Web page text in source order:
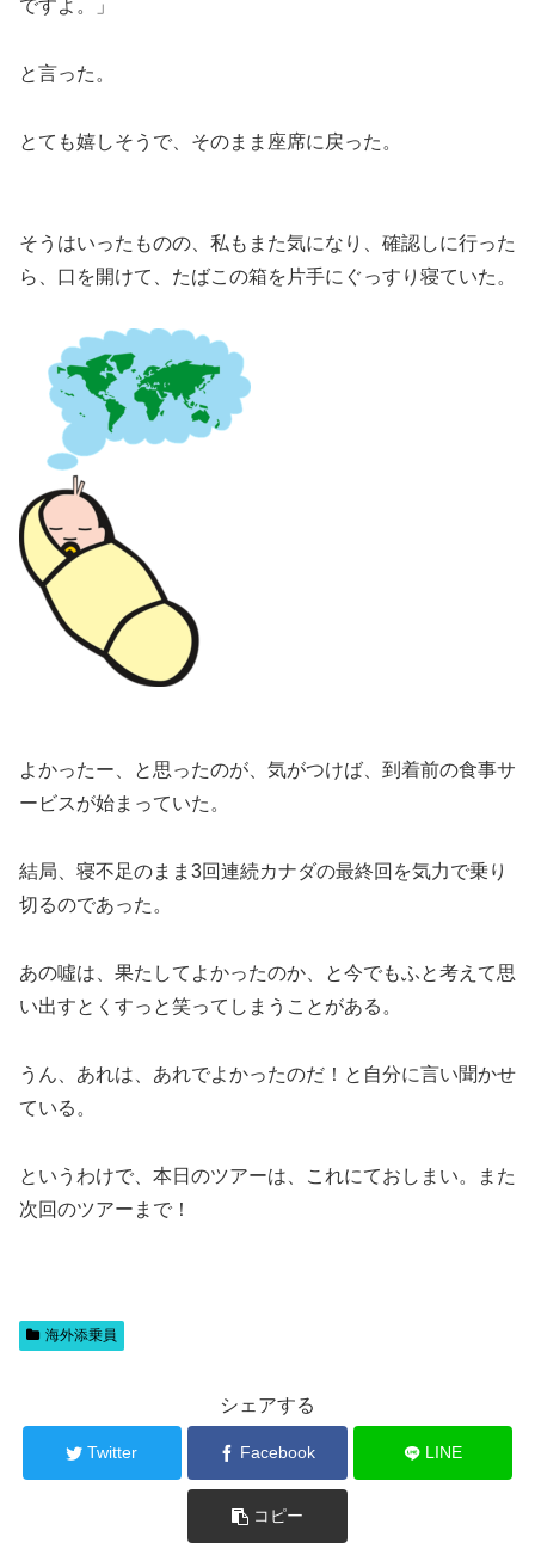
ですよ。」
と言った。
とても嬉しそうで、そのまま座席に戻った。
そうはいったものの、私もまた気になり、確認しに行った
ら、口を開けて、たばこの箱を片手にぐっすり寝ていた。
よかったー、と思ったのが、気がつけば、到着前の食事サ
ービスが始まっていた。
結局、寝不足のまま3回連続カナダの最終回を気力で乗り
切るのであった。
あの噓は、果たしてよかったのか、と今でもふと考えて思
い出すとくすっと笑ってしまうことがある。
うん、あれは、あれでよかったのだ！と自分に言い聞かせ
ている。
というわけで、本日のツアーは、これにておしまい。また
次回のツアーまで！
海外添乗員
シェアする
Twitter Facebook LINE
コピー